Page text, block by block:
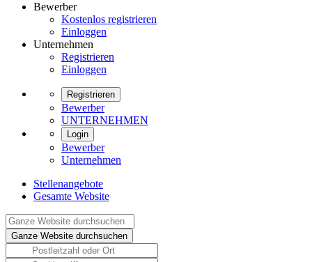
Bewerber
Kostenlos registrieren
Einloggen
Unternehmen
Registrieren
Einloggen
Registrieren
Bewerber
UNTERNEHMEN
Login
Bewerber
Unternehmen
Stellenangebote
Gesamte Website